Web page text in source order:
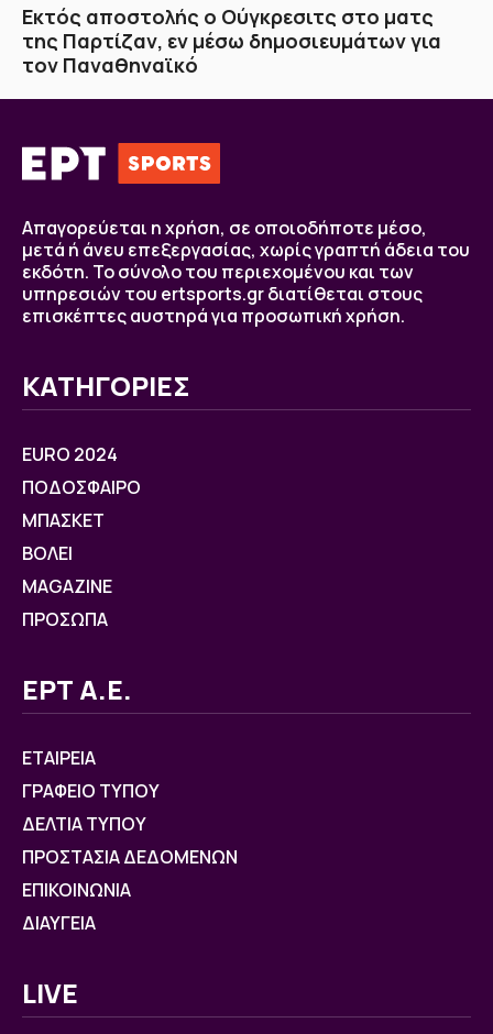
Εκτός αποστολής ο Ούγκρεσιτς στο ματς
της Παρτίζαν, εν μέσω δημοσιευμάτων για
τον Παναθηναϊκό
Απαγορεύεται η χρήση, σε οποιοδήποτε μέσο,
μετά ή άνευ επεξεργασίας, χωρίς γραπτή άδεια του
εκδότη. Το σύνολο του περιεχομένου και των
υπηρεσιών του ertsports.gr διατίθεται στους
επισκέπτες αυστηρά για προσωπική χρήση.
ΚΑΤΗΓΟΡΙΕΣ
EURO 2024
ΠΟΔΟΣΦΑΙΡΟ
ΜΠΑΣΚΕΤ
ΒOΛΕΙ
MAGAZINE
ΠΡΟΣΩΠΑ
ΕΡΤ Α.Ε.
ΕΤΑΙΡΕΙΑ
ΓΡΑΦΕΙΟ ΤΥΠΟΥ
ΔΕΛΤΙΑ ΤΥΠΟΥ
ΠΡΟΣΤΑΣΙΑ ΔΕΔΟΜΕΝΩΝ
ΕΠΙΚΟΙΝΩΝΙΑ
ΔΙΑΥΓΕΙΑ
LIVE